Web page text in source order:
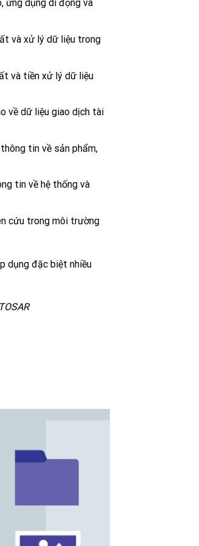
ứng dụng di động và
và xử lý dữ liệu trong
và tiền xử lý dữ liệu
về dữ liệu giao dịch tài
tin về sản phẩm,
tin về hệ thống và
cứu trong môi trường
dụng đặc biệt nhiều